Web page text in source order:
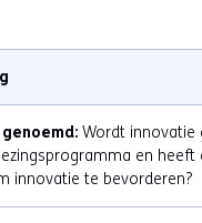
Wordt innovatie
en heeft
innovatie te bevorderen?